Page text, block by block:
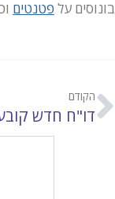
בונוסים על פטנטים
הקודם